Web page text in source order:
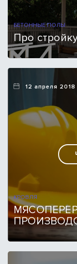
БЕТОННЫЕ ПОЛЫ
Про
12 апреля 2018
КРОВЛЯ